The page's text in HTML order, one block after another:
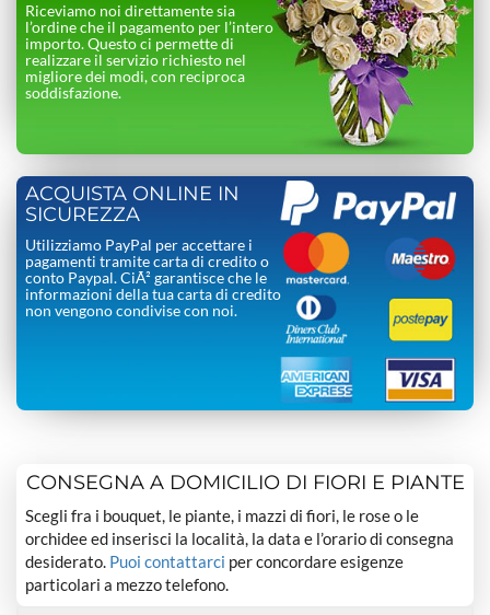
Riceviamo noi direttamente sia
l’ordine che il pagamento per l’intero
importo. Questo ci permette di
realizzare il servizio richiesto nel
migliore dei modi, con reciproca
soddisfazione.
ACQUISTA ONLINE IN
SICUREZZA
Utilizziamo PayPal per accettare i
pagamenti tramite carta di credito o
conto Paypal. CiÃ² garantisce che le
informazioni della tua carta di credito
non vengono condivise con noi.
CONSEGNA A DOMICILIO DI FIORI E PIANTE
Scegli fra i bouquet, le piante, i mazzi di fiori, le rose o le
orchidee ed inserisci la località, la data e l’orario di consegna
desiderato. Puoi contattarci per concordare esigenze
particolari a mezzo telefono.